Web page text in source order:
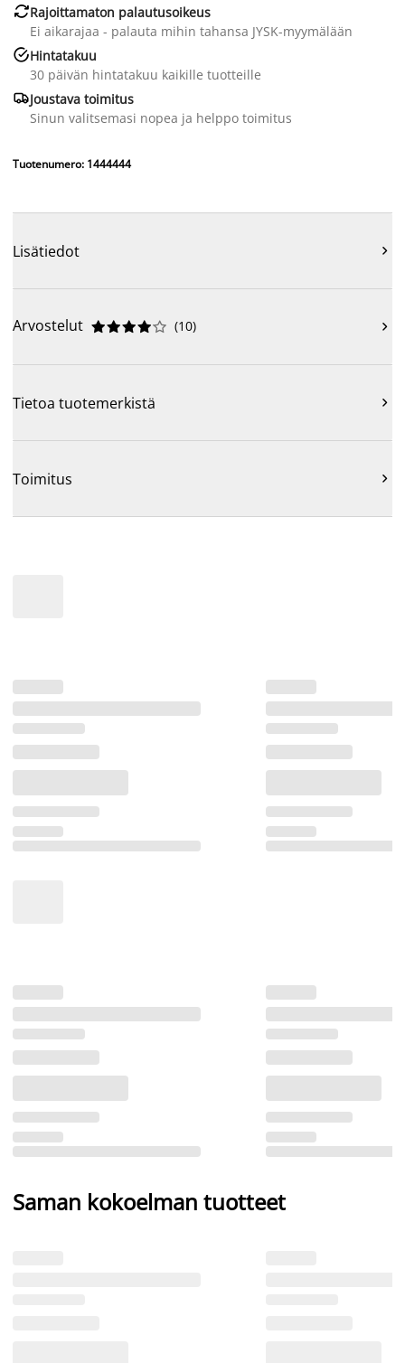
Rajoittamaton palautusoikeus
Ei aikarajaa - palauta mihin tahansa JYSK-myymälään
Hintatakuu
30 päivän hintatakuu kaikille tuotteille
Joustava toimitus
Sinun valitsemasi nopea ja helppo toimitus
Tuotenumero: 1444444
Lisätiedot 
Arvostelut 




 (10) 
Tietoa tuotemerkistä 
Toimitus 
Saman kokoelman tuotteet